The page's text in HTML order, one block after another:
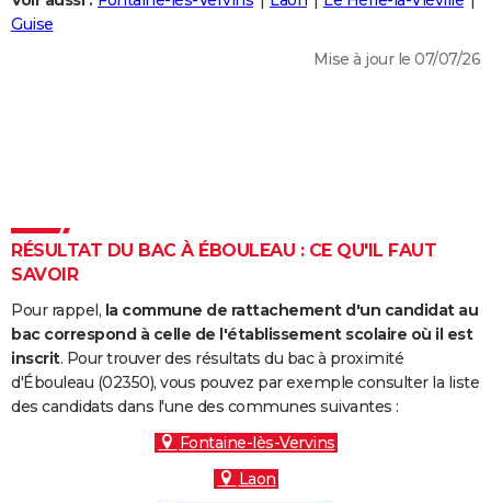
Destinations
City break
Voyage nature
Voyage de noces
Forum
Climat
+
PHOTO
Dictionnaire
Biographies
Citations
Expressions
Proverbes
PROGRAMME TV
S'inscrire
Se connecter
Lycées
Collèges
Primaires
Universités
Entreprises
Service militaire
Avis de recherche
AVIS DE DÉCÈS
FORUM
Guise
Mise à jour le 07/07/26
RÉSULTAT DU BAC À ÉBOULEAU : CE QU'IL FAUT
SAVOIR
Pour rappel, la commune de rattachement d'un candidat au
bac correspond à celle de l'établissement scolaire où il est
inscrit. Pour trouver des résultats du bac à proximité
d'Ébouleau (02350), vous pouvez par exemple consulter la liste
des candidats dans l'une des communes suivantes :
Fontaine-lès-Vervins
Laon